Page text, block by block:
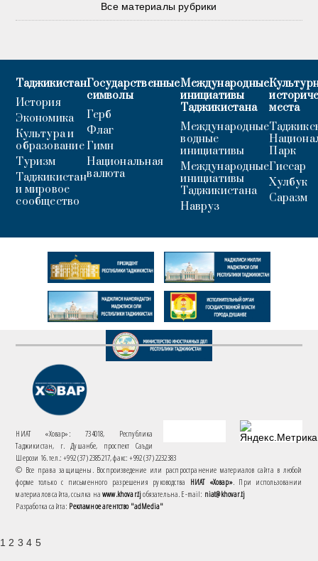
Все материалы рубрики
Таджикистан
История
Экономика
Культура и
образование
Туризм
Таджикистан
и мировое
сообщество
Государственные
символы
Герб
Флаг
Гимн
Национальная
валюта
Международные
инициативы
Таджикистана
Международные
водные
инициативы
Международные
инициативы
Таджикистана
Навруз
места
Парк
Гиссар
Хулбук
Саразм
НИАТ «Ховар»: 734018, Республика
Таджикистан, г. Душанбе, проспект Саъди
Шерози 16. тел.: +992 (37) 2385217, факс: +992 (37) 2232383
© Все права защищены. Воспроизведение или распространение материалов сайта в любой
форме только с письменного разрешения руководства НИАТ «Ховар». При использовании
материалов сайта, ссылка наwww.khovar.tjобязательна. E-mail: niat@khovar.tj
Разработка сайта: Рекламное агентство "adMedia"
1 2 3 4 5